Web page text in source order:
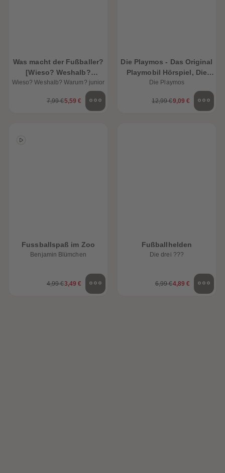
Was macht der Fußballer?
[Wieso? Weshalb?
Warum? JUNIOR Folge 68]
Wieso? Weshalb? Warum? junior
7,99 €5,59 €
Die Playmos - Das Original
Playmobil Hörspiel, Die
grosse Fussball-Box,
Die Playmos
12,99 €9,09 €
Fussballspaß im Zoo
Benjamin Blümchen
4,99 €3,49 €
Fußballhelden
Die drei ???
6,99 €4,89 €